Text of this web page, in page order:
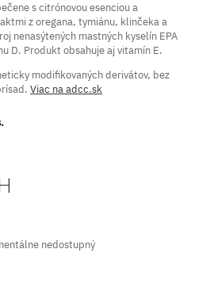
s citrónovou esenciou a
z oregana, tymiánu, klinčeka a
nenasýtených mastných kyselín EPA
D. Produkt obsahuje aj vitamín E.
modifikovaných derivátov, bez
Viac na adcc.sk
nedostupný